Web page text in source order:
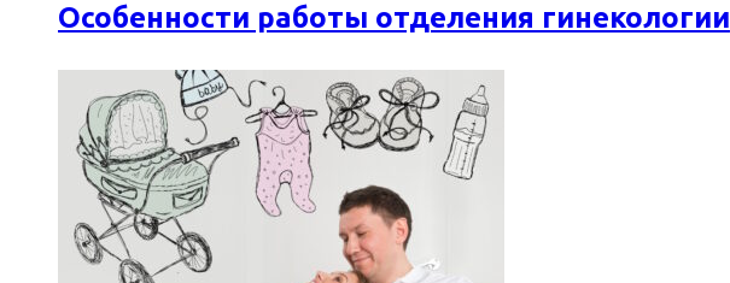
Особенности работы отделения гинекологии